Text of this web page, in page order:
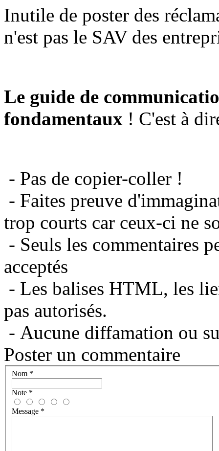
Inutile de poster des
n'est pas le SAV des
Le guide de
fondamentaux ! C'est à
- Pas de copier-coller !
- Faites preuve
trop courts car ceux-ci ne
- Seuls les commentaires
acceptés
- Les balises HTML, les
pas autorisés.
- Aucune diffamation ou
Poster un commentaire
Nom *
Note *
Message *